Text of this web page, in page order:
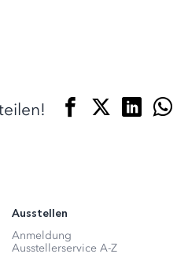
Ausstellen
Anmeldung
Ausstellerservice A-Z